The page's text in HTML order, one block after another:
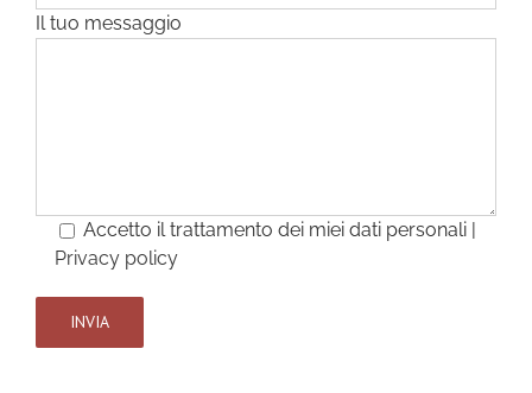
Il tuo messaggio
Accetto il trattamento dei miei dati personali |
Privacy policy